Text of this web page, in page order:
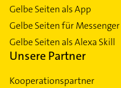
Gelbe Seiten als App
Gelbe Seiten für Messenger
Gelbe Seiten als Alexa Skill
Unsere Partner
Kooperationspartner